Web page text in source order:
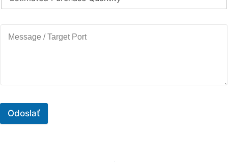
Odoslať